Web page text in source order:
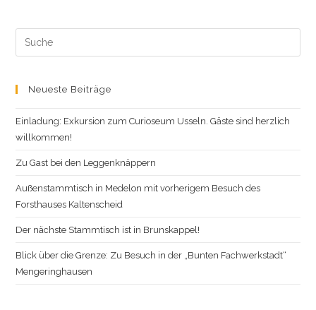
Search
this
Neueste Beiträge
Einladung: Exkursion zum Curioseum Usseln. Gäste sind herzlich
willkommen!
Zu Gast bei den Leggenknäppern
Außenstammtisch in Medelon mit vorherigem Besuch des
Forsthauses Kaltenscheid
Der nächste Stammtisch ist in Brunskappel!
Blick über die Grenze: Zu Besuch in der „Bunten Fachwerkstadt“
Mengeringhausen